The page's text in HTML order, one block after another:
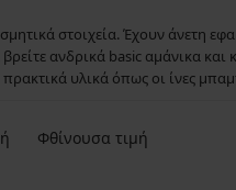
στοιχεία. Έχουν άνετη
ανδρικά basic αμάνικα
υλικά όπως οι ίνες
Φθίνουσα τιμή